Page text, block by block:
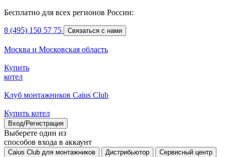
Бесплатно для всех регионов России:
8 (495) 150 57 75 Связаться с нами
Москва и Московская область
Купить
котел
Клуб монтажников Caius Club
Купить котел
Вход/Регистрация
Выберете один из
способов входа в аккаунт
Caius Club для монтажников Дистрибьютор Сервисный центр